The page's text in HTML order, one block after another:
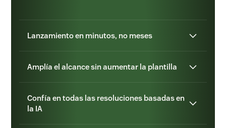
Lanzamiento en minutos, no meses
Amplía el alcance sin aumentar la plantilla
Confía en todas las resoluciones basadas en
la IA